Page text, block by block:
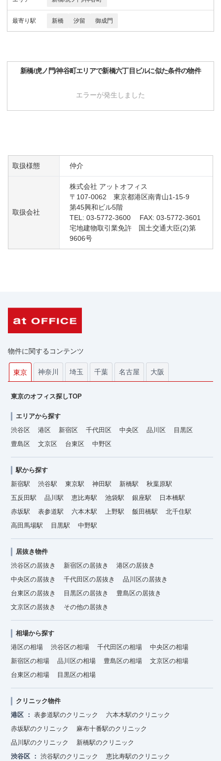
最寄り駅 新橋 汐留 御成門
新橋/虎ノ門/神谷町エリアで新橋六丁目ビルに似た条件の物件
エラーが発生しました
取扱様態 仲介
取扱会社
株式会社 アットオフィス
〒107-0062 東京都港区南青山1-15-9
第45興和ビル5階
TEL: 03-5772-3600 FAX: 03-5772-3601
宅地建物取引業免許 国土交通大臣(2)第
9606号
物件に関するコンテンツ
東京 神奈川 埼玉 千葉 名古屋 大阪
東京のオフィス探しTOP
エリアから探す
渋谷区
港区 新宿区 千代田区 中央区 品川区
目黒区
豊島区
文京区 台東区 中野区
駅から探す
新宿駅
渋谷駅 東京駅 神田駅 新橋駅
秋葉原駅
五反田駅
品川駅 恵比寿駅 池袋駅 銀座駅
日本橋駅
赤坂駅
表参道駅 六本木駅 上野駅 飯田橋駅
北千住駅
高田馬場駅
目黒駅 中野駅
居抜き物件
渋谷区の居抜き
新宿区の居抜き
港区の居抜き
中央区の居抜き
千代田区の居抜き
品川区の居抜き
台東区の居抜き
目黒区の居抜き
豊島区の居抜き
文京区の居抜き
その他の居抜き
相場から探す
港区の相場
渋谷区の相場 千代田区の相場
中央区の相場
新宿区の相場
品川区の相場 豊島区の相場
文京区の相場
台東区の相場
目黒区の相場
クリニック物件
港区
表参道駅のクリニック
六本木駅のクリニック
赤坂駅のクリニック
麻布十番駅のクリニック
品川駅のクリニック
新橋駅のクリニック
渋谷区
渋谷駅のクリニック
恵比寿駅のクリニック